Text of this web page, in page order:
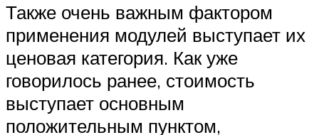
Также очень важным фактором
применения модулей выступает их
ценовая категория. Как уже
говорилось ранее, стоимость
выступает основным
положительным пунктом,